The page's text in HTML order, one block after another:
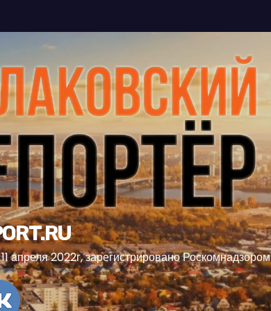
2022г, зарегистрировано Роскомнадзором